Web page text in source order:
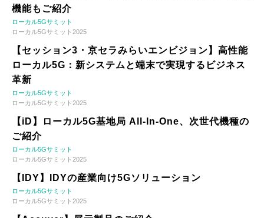
機能もご紹介
ローカル5Gサミット
ローカル5Gサミット2025
【セッション3・京セラみらいエンビジョン】高性能
ローカル5G：新システムと端末で実現するビジネス
革新
ローカル5Gサミット
ローカル5Gサミット2025
【iD】ローカル5G基地局 All-In-One、次世代機種の
ご紹介
ローカル5Gサミット
ローカル5Gサミット2025
【IDY】IDYの産業向け5Gソリューション
ローカル5Gサミット
ローカル5Gサミット2025